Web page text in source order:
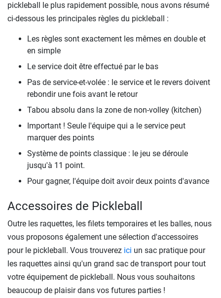
pickleball le plus rapidement possible, nous avons résumé
ci-dessous les principales règles du pickleball :
Les règles sont exactement les mêmes en double et
en simple
Le service doit être effectué par le bas
Pas de service-et-volée : le service et le revers doivent
rebondir une fois avant le retour
Tabou absolu dans la zone de non-volley (kitchen)
Important ! Seule l'équipe qui a le service peut
marquer des points
Système de points classique : le jeu se déroule
jusqu'à 11 point.
Pour gagner, l'équipe doit avoir deux points d'avance
Accessoires de Pickleball
Outre les raquettes, les filets temporaires et les balles, nous
vous proposons également une sélection d'accessoires
pour le pickleball. Vous trouverez ici un sac pratique pour
les raquettes ainsi qu'un grand sac de transport pour tout
votre équipement de pickleball. Nous vous souhaitons
beaucoup de plaisir dans vos futures parties !